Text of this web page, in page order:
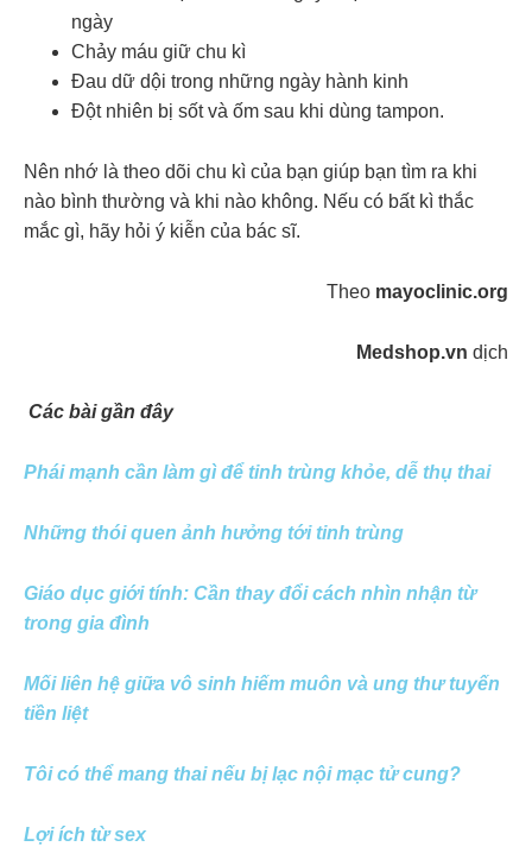
ngày
Chảy máu giữ chu kì
Đau dữ dội trong những ngày hành kinh
Đột nhiên bị sốt và ốm sau khi dùng tampon.
Nên nhớ là theo dõi chu kì của bạn giúp bạn tìm ra khi
nào bình thường và khi nào không. Nếu có bất kì thắc
mắc gì, hãy hỏi ý kiễn của bác sĩ.
Theo mayoclinic.org
Medshop.vn dịch
Các bài gần đây
Phái mạnh cần làm gì để tinh trùng khỏe, dễ thụ thai
Những thói quen ảnh hưởng tới tinh trùng
Giáo dục giới tính: Cần thay đổi cách nhìn nhận từ
trong gia đình
Mối liên hệ giữa vô sinh hiếm muôn và ung thư tuyến
tiền liệt
Tôi có thể mang thai nếu bị lạc nội mạc tử cung?
Lợi ích từ sex